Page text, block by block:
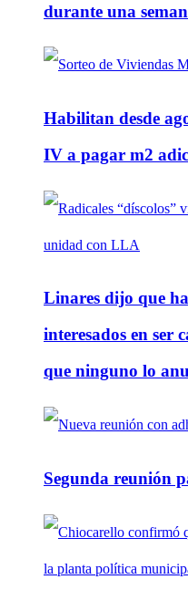
durante una
Habilitan desde
IV a pagar m2
Linares dijo que
interesados en ser
que ninguno lo
Segunda reunión